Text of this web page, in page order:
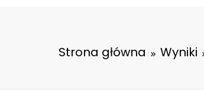
Strona główna Wyniki